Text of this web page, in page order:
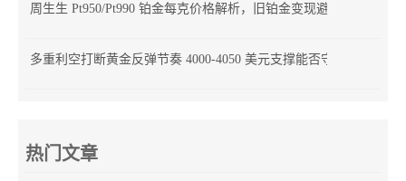
周生生 Pt950/Pt990 铂金每克价格解析，旧铂金变现避坑指南
多重利空打断黄金反弹节奏 4000-4050 美元支撑能否守住？
热门文章